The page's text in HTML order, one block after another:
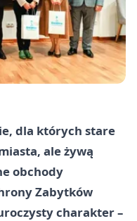
dla których stare
ale żywą
obchody
Zabytków
charakter –